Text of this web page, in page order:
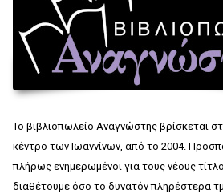
Το βιβλιοπωλείο Αναγνώστης βρίσκεται
κέντρο των Ιωαννίνων, από το 2004.
πλήρως ενημερωμένοι για τους νέους
διαθέτουμε όσο το δυνατόν πληρέστερα